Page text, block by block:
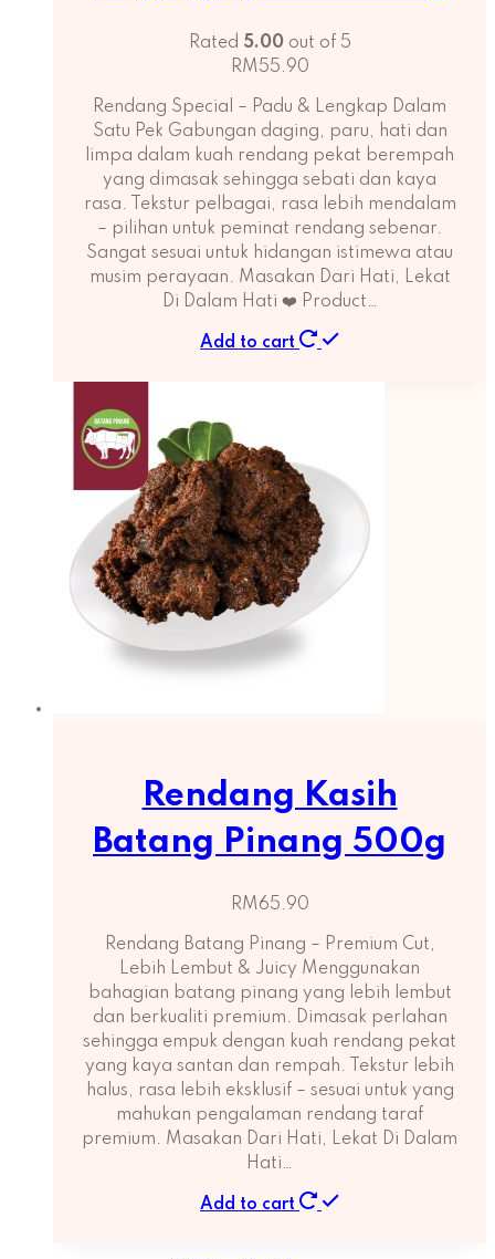
Rated 5.00out of 5
RM55.90
Rendang Special – Padu & Lengkap Dalam
Satu Pek Gabungan daging, paru, hati dan
limpa dalam kuah rendang pekat berempah
yang dimasak sehingga sebati dan kaya
rasa. Tekstur pelbagai, rasa lebih mendalam
– pilihan untuk peminat rendang sebenar.
Sangat sesuai untuk hidangan istimewa atau
musim perayaan. Masakan Dari Hati, Lekat
Di Dalam Hati ❤️ Product…
Add to cart
Rendang Kasih
Batang Pinang 500g
RM65.90
Rendang Batang Pinang – Premium Cut,
Lebih Lembut & Juicy Menggunakan
bahagian batang pinang yang lebih lembut
dan berkualiti premium. Dimasak perlahan
sehingga empuk dengan kuah rendang pekat
yang kaya santan dan rempah. Tekstur lebih
halus, rasa lebih eksklusif – sesuai untuk yang
mahukan pengalaman rendang taraf
premium. Masakan Dari Hati, Lekat Di Dalam
Hati…
Add to cart